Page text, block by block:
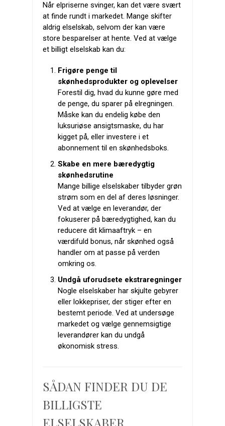
Når elpriserne svinger, kan det være svært
at finde rundt i markedet. Mange skifter
aldrig elselskab, selvom der kan være
store besparelser at hente. Ved at vælge
et billigt elselskab kan du:
Frigøre penge til
skønhedsprodukter og oplevelser
Forestil dig, hvad du kunne gøre med
de penge, du sparer på elregningen.
Måske kan du endelig købe den
luksuriøse ansigtsmaske, du har
kigget på, eller investere i et
abonnement til en skønhedsboks.
Skabe en mere bæredygtig
skønhedsrutine
Mange billige elselskaber tilbyder grøn
strøm som en del af deres løsninger.
Ved at vælge en leverandør, der
fokuserer på bæredygtighed, kan du
reducere dit klimaaftryk – en
værdifuld bonus, når skønhed også
handler om at passe på verden
omkring os.
Undgå uforudsete ekstraregninger
Nogle elselskaber har skjulte gebyrer
eller lokkepriser, der stiger efter en
bestemt periode. Ved at undersøge
markedet og vælge gennemsigtige
leverandører kan du undgå
økonomisk stress.
SÅDAN FINDER DU DE
BILLIGSTE
ELSELSKABER